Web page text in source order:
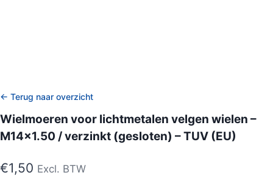
← Terug naar overzicht
Wielmoeren voor lichtmetalen velgen wielen –
M14x1.50 / verzinkt (gesloten) – TUV (EU)
€1,50 Excl. BTW